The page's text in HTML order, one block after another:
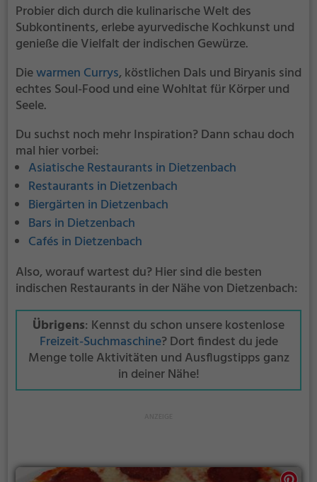
Probier dich durch die kulinarische Welt des
Subkontinents, erlebe ayurvedische Kochkunst und
genieße die Vielfalt der indischen Gewürze.
Diewarmen Currys, köstlichen Dals und Biryanis sind
echtes Soul-Food und eine Wohltat für Körper und
Seele.
Du suchst noch mehr Inspiration? Dann schau doch
mal hier vorbei:
Asiatische Restaurants in Dietzenbach
Restaurants in Dietzenbach
Biergärten in Dietzenbach
Bars in Dietzenbach
Cafés in Dietzenbach
Also, worauf wartest du? Hier sind die besten
indischen Restaurants in der Nähe von Dietzenbach:
Übrigens: Kennst du schon unsere kostenlose
Freizeit-Suchmaschine? Dort findest du jede
Menge tolle Aktivitäten und Ausflugstipps ganz
in deiner Nähe!